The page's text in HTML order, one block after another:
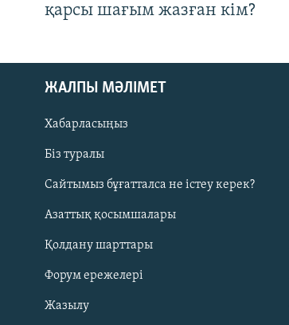
Русский
ЖАЗЫЛЫҢЫЗ
қарсы шағым жазған кім?
ЖАЛПЫ МӘЛІМЕТ
Хабарласыңыз
Біз туралы
Сайтымыз бұғатталса не істеу керек?
Азаттық қосымшалары
Қолдану шарттары
Форум ережелері
Жазылу